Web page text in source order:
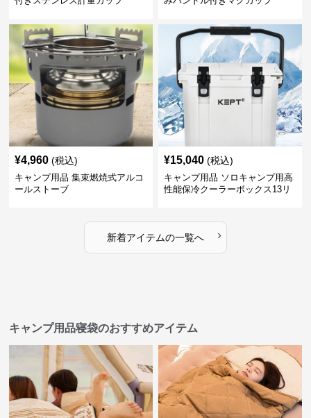
¥4,960 (税込)
キャンプ用品 集束燃焼式アルコ
ールストーブ
¥15,040 (税込)
キャンプ用品 ソロキャンプ用高
性能保冷クーラーボックス13リ
新着アイテムの一覧へ ›
キャンプ用品寝袋のおすすめアイテム